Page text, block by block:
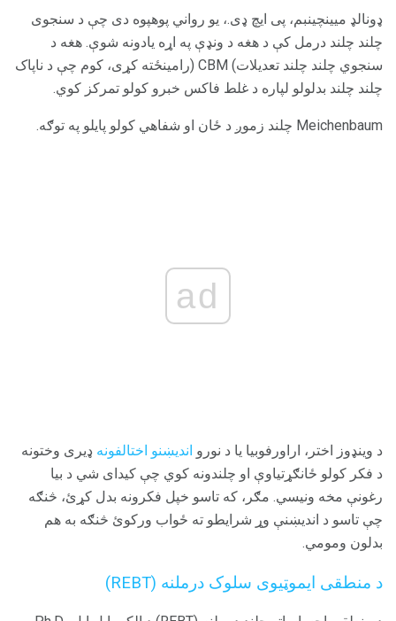
ډونالډ میینچینبم، پی ایچ ډی.، یو رواني پوهپوه دی چې د سنجوی
چلند چلند درمل کې د هغه د ونډې په اړه یادونه شوې. هغه د
سنجوي چلند چلند تعدیلات) CBM (رامینځته کړی، کوم چې د ناپاک
چلند چلند بدلولو لپاره د غلط فاکس خبرو کولو تمرکز کوي.
Meichenbaum چلند زموږ د ځان او شفاهي کولو پایلو په توګه.
ad
د وینډوز اختر، اراورفوبیا یا د نورو اندیښنو اختالفونه ډیری وختونه
د فکر کولو ځانګړتیاوې او چلندونه کوي چې کیدای شي د بیا
رغونې مخه ونیسي. مګر، که تاسو خپل فکرونه بدل کړئ، څنګه
چې تاسو د اندیښنې وړ شرایطو ته ځواب ورکوئ څنګه به هم
بدلون ومومي.
د منطقی ایموټیوی سلوک درملنه (REBT)